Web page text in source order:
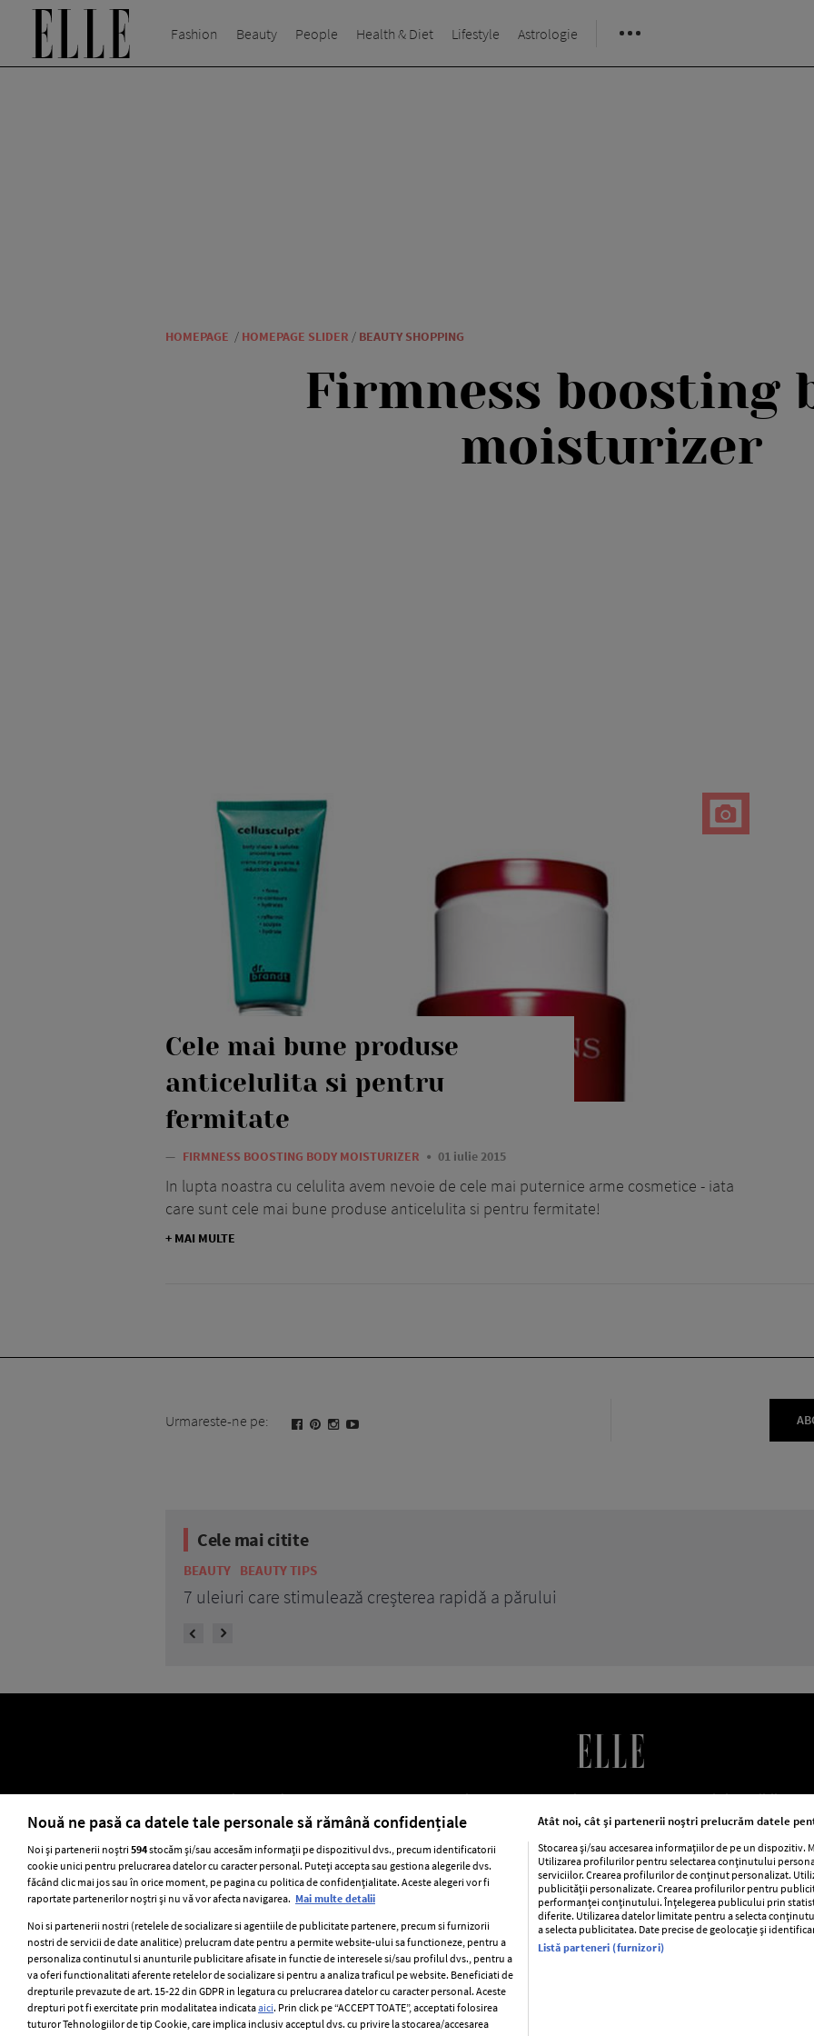
Fashion Beauty People Health & Diet Lifestyle Astrologie
HOMEPAGE / HOMEPAGE SLIDER / BEAUTY SHOPPING
Firmness boosting
moisturizer
Cele mai bune produse
anticelulita si pentru
fermitate
— FIRMNESS BOOSTING BODY MOISTURIZER 01 iulie 2015
In lupta noastra cu celulita avem nevoie de cele mai puternice arme cosmetice - iata
care sunt cele mai bune produse anticelulita si pentru fermitate!
+ MAI MULTE
Urmareste-ne pe:
Cele mai citite
BEAUTY BEAUTY TIPS
7 uleiuri care stimulează creșterea rapidă a părului
ELLE Style Awards 2024 Despre ELLE Romania Contact Abonamente Termeni si conditii
cookies
Publicitate
Stiri GSP Unica Baby Libertatea pentru femei Viva
Pariază responsabil! Decizia ONJN nr. 821/25.09.2025.
Jocurile de noroc sunt interzise minorilor.
Copyright © 2026 Ringier Romania SRL
Nouă ne pasă ca datele tale personale să rămână confidențiale
Noi și partenerii noștri 594stocăm și/sau accesăm informații pe dispozitivul dvs., precum identificatorii
cookie unici pentru prelucrarea datelor cu caracter personal. Puteți accepta sau gestiona alegerile dvs.
făcând clic mai jos sau în orice moment, pe pagina cu politica de confidențialitate. Aceste alegeri vor fi
raportate partenerilor noștri și nu vă vor afecta navigarea. Mai multe detalii
Noi si partenerii nostri (retelele de socializare si agentiile de publicitate partenere, precum si furnizorii
nostri de servicii de date analitice) prelucram date pentru a permite website-ului sa functioneze, pentru a
personaliza continutul si anunturile publicitare afisate in functie de interesele si/sau profilul dvs., pentru a
va oferi functionalitati aferente retelelor de socializare si pentru a analiza traficul pe website. Beneficiati de
drepturile prevazute de art. 15-22 din GDPR in legatura cu prelucrarea datelor cu caracter personal. Aceste
drepturi pot fi exercitate prin modalitatea indicataaici. Prin click pe “ACCEPT TOATE”, acceptati folosirea
tuturor Tehnologiilor de tip Cookie, care implica inclusiv acceptul dvs. cu privire la stocarea/accesarea
Atât noi, cât și partenerii noștri prelucrăm datele
Stocarea și/sau accesarea informațiilor de pe un dispozitiv.
Utilizarea profilurilor pentru selectarea conținutului
serviciilor. Crearea profilurilor de conținut personalizat.
publicității personalizate. Crearea profilurilor pentru
performanței conținutului. Înțelegerea publicului prin
diferite. Utilizarea datelor limitate pentru a selecta
a selecta publicitatea. Date precise de geolocație și
Listă parteneri (furnizori)